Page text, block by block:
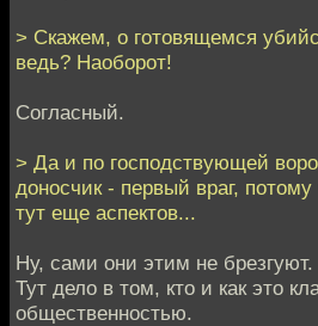
> Скажем, о готовящемся
ведь? Наоборот!
Согласный.
> Да и по господствующей
доносчик - первый враг,
тут еще аспектов...
Ну, сами они этим не брезгуют.
Тут дело в том, кто и как это
общественностью.